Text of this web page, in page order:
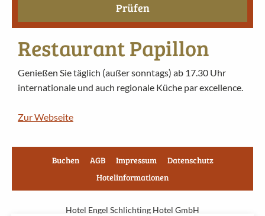
Prüfen
Restaurant Papillon
Genießen Sie täglich (außer sonntags) ab 17.30 Uhr
internationale und auch regionale Küche par excellence.
Zur Webseite
Buchen AGB Impressum
Datenschutz
Hotelinformationen
Hotel Engel Schlichting Hotel GmbH